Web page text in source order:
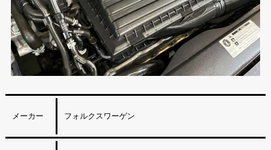
メーカー フォルクスワーゲン